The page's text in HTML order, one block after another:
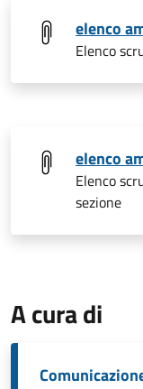
elenco
Elenco
elenco
Elenco
sezione
A cura di